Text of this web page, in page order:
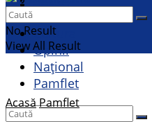
Contact
Cultural
Opinii
Național
Pamflet
No Result
View All Result
AcasăPamflet